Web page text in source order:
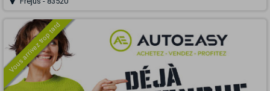
Vous arrivez trop tard